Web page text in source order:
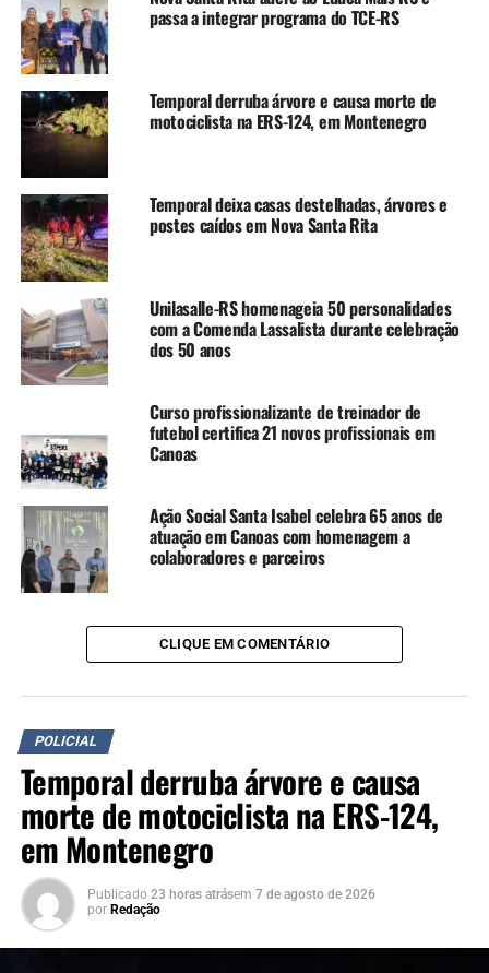
haviam sido apagadas, mas o aparelho foi encaminhado
para perícia técnica na tentativa de recuperar o conteúdo
das conversas.
As duas crianças foram retiradas do convívio familiar e
acolhidas pelo Conselho Tutelar.
TÓPICOS RELACIONADOS:
FEATURED
POLICIAL VIOLÊNCIA
A SEGUIR UP
Polícia Civil deflagra Operação Judas para investigar
esquema criminoso em empresa de Cachoeirinha
NÃO SE ESQUEÇA
Operação Recall mira grupo suspeito de aplicar golpes
com boletos falsos de financiamentos de veículos
passa a integrar programa do TCE-RS
Temporal derruba árvore e causa morte de
motociclista na ERS-124, em Montenegro
Temporal deixa casas destelhadas, árvores e
postes caídos em Nova Santa Rita
Unilasalle-RS homenageia 50 personalidades
com a Comenda Lassalista durante celebração
dos 50 anos
Curso profissionalizante de treinador de
futebol certifica 21 novos profissionais em
Canoas
Ação Social Santa Isabel celebra 65 anos de
atuação em Canoas com homenagem a
colaboradores e parceiros
CLIQUE EM COMENTÁRIO
POLICIAL
Temporal derruba árvore e causa
morte de motociclista na ERS-124,
em Montenegro
Publicado 23 horas atrásem 7 de agosto de 2026
por Redação